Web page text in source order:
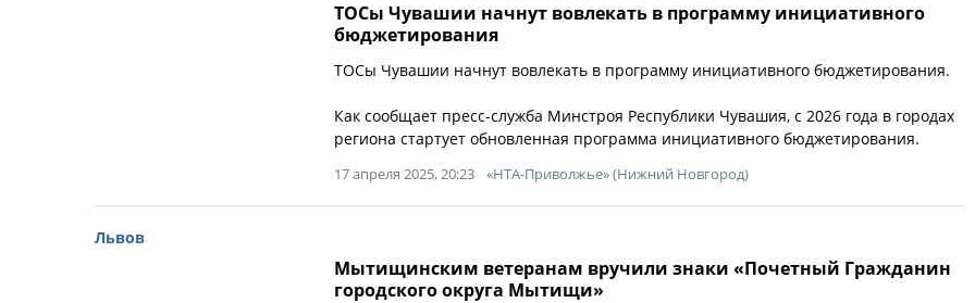
ТОСы Чувашии начнут вовлекать в программу инициативного
бюджетирования
ТОСы Чувашии начнут вовлекать в программу инициативного бюджетирования.
Как сообщает пресс-служба Минстроя Республики Чувашия, с 2026 года в городах
региона стартует обновленная программа инициативного бюджетирования.
17 апреля 2025, 20:23 «НТА-Приволжье» (Нижний Новгород)
Львов
Мытищинским ветеранам вручили знаки «Почетный Гражданин
городского округа Мытищи»